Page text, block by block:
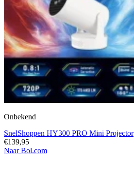
Onbekend
SnelShoppen HY300 PRO Mini Projector
€139,95
Naar Bol.com